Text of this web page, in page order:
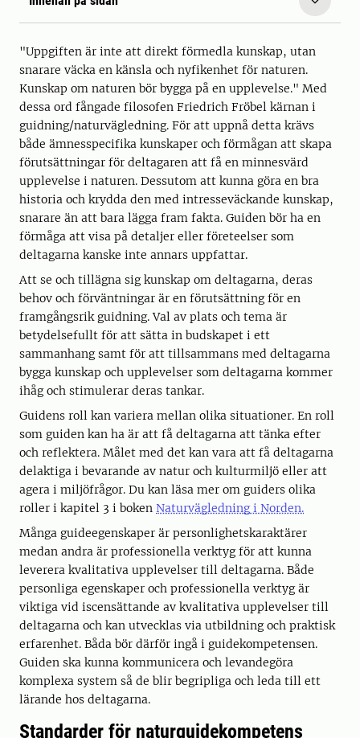
"Uppgiften är inte att direkt förmedla kunskap, utan
snarare väcka en känsla och nyfikenhet för naturen.
Kunskap om naturen bör bygga på en upplevelse." Med
dessa ord fångade filosofen Friedrich Fröbel kärnan i
guidning/naturvägledning. För att uppnå detta krävs
både ämnesspecifika kunskaper och förmågan att skapa
förutsättningar för deltagaren att få en minnesvärd
upplevelse i naturen. Dessutom att kunna göra en bra
historia och krydda den med intresseväckande kunskap,
snarare än att bara lägga fram fakta. Guiden bör ha en
förmåga att visa på detaljer eller företeelser som
deltagarna kanske inte annars uppfattar.
Att se och tillägna sig kunskap om deltagarna, deras
behov och förväntningar är en förutsättning för en
framgångsrik guidning. Val av plats och tema är
betydelsefullt för att sätta in budskapet i ett
sammanhang samt för att tillsammans med deltagarna
bygga kunskap och upplevelser som deltagarna kommer
ihåg och stimulerar deras tankar.
Guidens roll kan variera mellan olika situationer. En roll
som guiden kan ha är att få deltagarna att tänka efter
och reflektera. Målet med det kan vara att få deltagarna
delaktiga i bevarande av natur och kulturmiljö eller att
agera i miljöfrågor. Du kan läsa mer om guiders olika
roller i kapitel 3 i boken Naturvägledning i Norden.
Många guideegenskaper är personlighetskaraktärer
medan andra är professionella verktyg för att kunna
leverera kvalitativa upplevelser till deltagarna. Både
personliga egenskaper och professionella verktyg är
viktiga vid iscensättande av kvalitativa upplevelser till
deltagarna och kan utvecklas via utbildning och praktisk
erfarenhet. Båda bör därför ingå i guidekompetensen.
Guiden ska kunna kommunicera och levandegöra
komplexa system så de blir begripliga och leda till ett
lärande hos deltagarna.
Standarder för naturguidekompetens